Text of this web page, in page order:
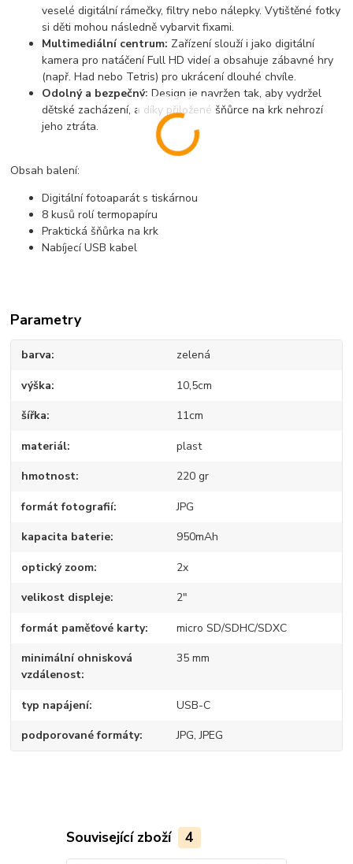
veselé digitální rámečky, filtry nebo nálepky. Vytištěné fotky
si děti mohou následně vybarvit fixami.
Multimediální centrum: Zařízení slouží i jakodigitální
kamera pro natáčení Full HD videí a obsahuje zábavné hry
(např. Had nebo Tetris) pro ukrácení dlouhé chvíle.
Odolný a bezpečný: Design je navržen tak, aby vydržel
dětské zacházení, a díky přiložené šňůrce na krk nehrozí
jeho ztráta.
Obsah balení:
Digitální fotoaparát s tiskárnou
8 kusů rolí termopapíru
Praktická šňůrka na krk
Nabíjecí USB kabel
Parametry
barva zelená
výška 10,5cm
šířka 11cm
materiál plast
hmotnost 220 gr
formát fotografií JPG
kapacita baterie 950mAh
optický zoom 2x
velikost displeje 2"
formát paměťové karty micro SD/SDHC/SDXC
minimální ohnisková
vzdálenost
35 mm
typ napájení USB-C
podporované formáty JPG, JPEG
Související zboží 4